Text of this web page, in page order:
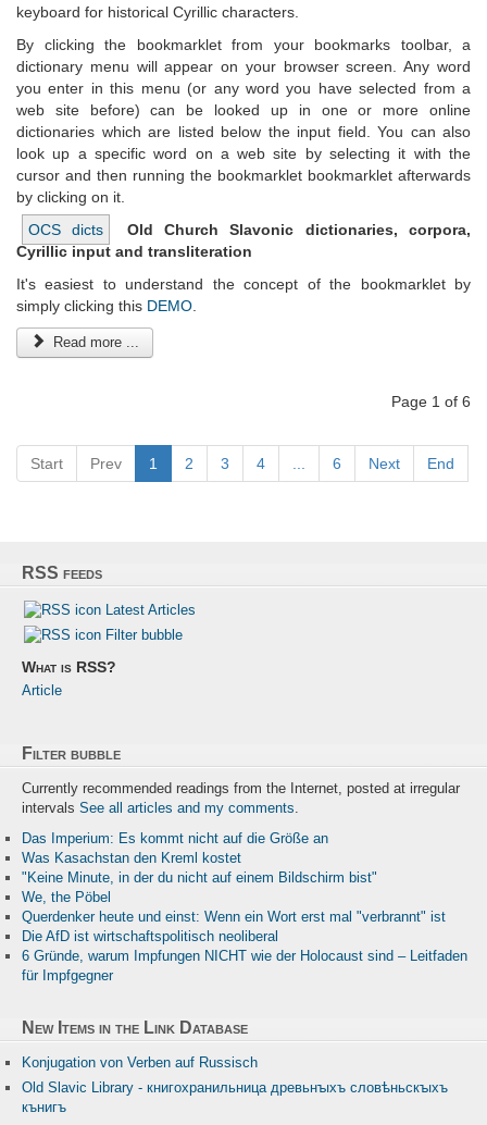
keyboard for historical Cyrillic characters.
By clicking the bookmarklet from your bookmarks toolbar, a
dictionary menu will appear on your browser screen. Any word
you enter in this menu (or any word you have selected from a
web site before) can be looked up in one or more online
dictionaries which are listed below the input field. You can also
look up a specific word on a web site by selecting it with the
cursor and then running the bookmarklet bookmarklet afterwards
by clicking on it.
OCS dicts
Old Church Slavonic dictionaries, corpora,
Cyrillic input and transliteration
It's easiest to understand the concept of the bookmarklet by
simply clicking this DEMO
Read more ...
Page 1 of 6
Start Prev 1 2 3 4 6 Next End
RSS feeds
Latest Articles
Filter bubble
What is RSS?
Article
Filter bubble
Currently recommended readings from the Internet, posted at irregular
intervals See all articles and my comments
Das Imperium: Es kommt nicht auf die Größe an
Was Kasachstan den Kreml kostet
"Keine Minute, in der du nicht auf einem Bildschirm bist"
We, the Pöbel
Querdenker heute und einst: Wenn ein Wort erst mal "verbrannt" ist
Die AfD ist wirtschaftspolitisch neoliberal
6 Gründe, warum Impfungen NICHT wie der Holocaust sind – Leitfaden
für Impfgegner
New Items in the Link Database
Konjugation von Verben auf Russisch
Old Slavic Library - книгохранильница древьнꙑхъ словѣньскꙑхъ
кънигъ